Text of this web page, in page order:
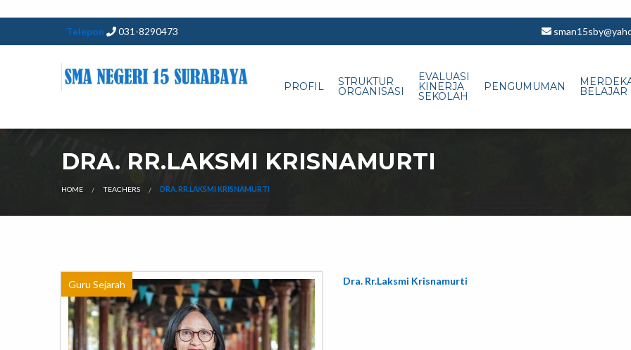
Telepon 031-8290473
PROFIL STRUKTUR
ORGANISASI
EVALUASI
KINERJA
SEKOLAH
PENGUMUMAN BELAJAR
DRA. RR.LAKSMI KRISNAMURTI
HOME TEACHERS DRA. RR.LAKSMI KRISNAMURTI
Guru Sejarah Dra. Rr.Laksmi Krisnamurti